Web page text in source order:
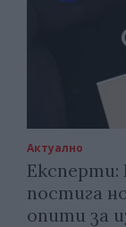
Актуално
постига
опити за